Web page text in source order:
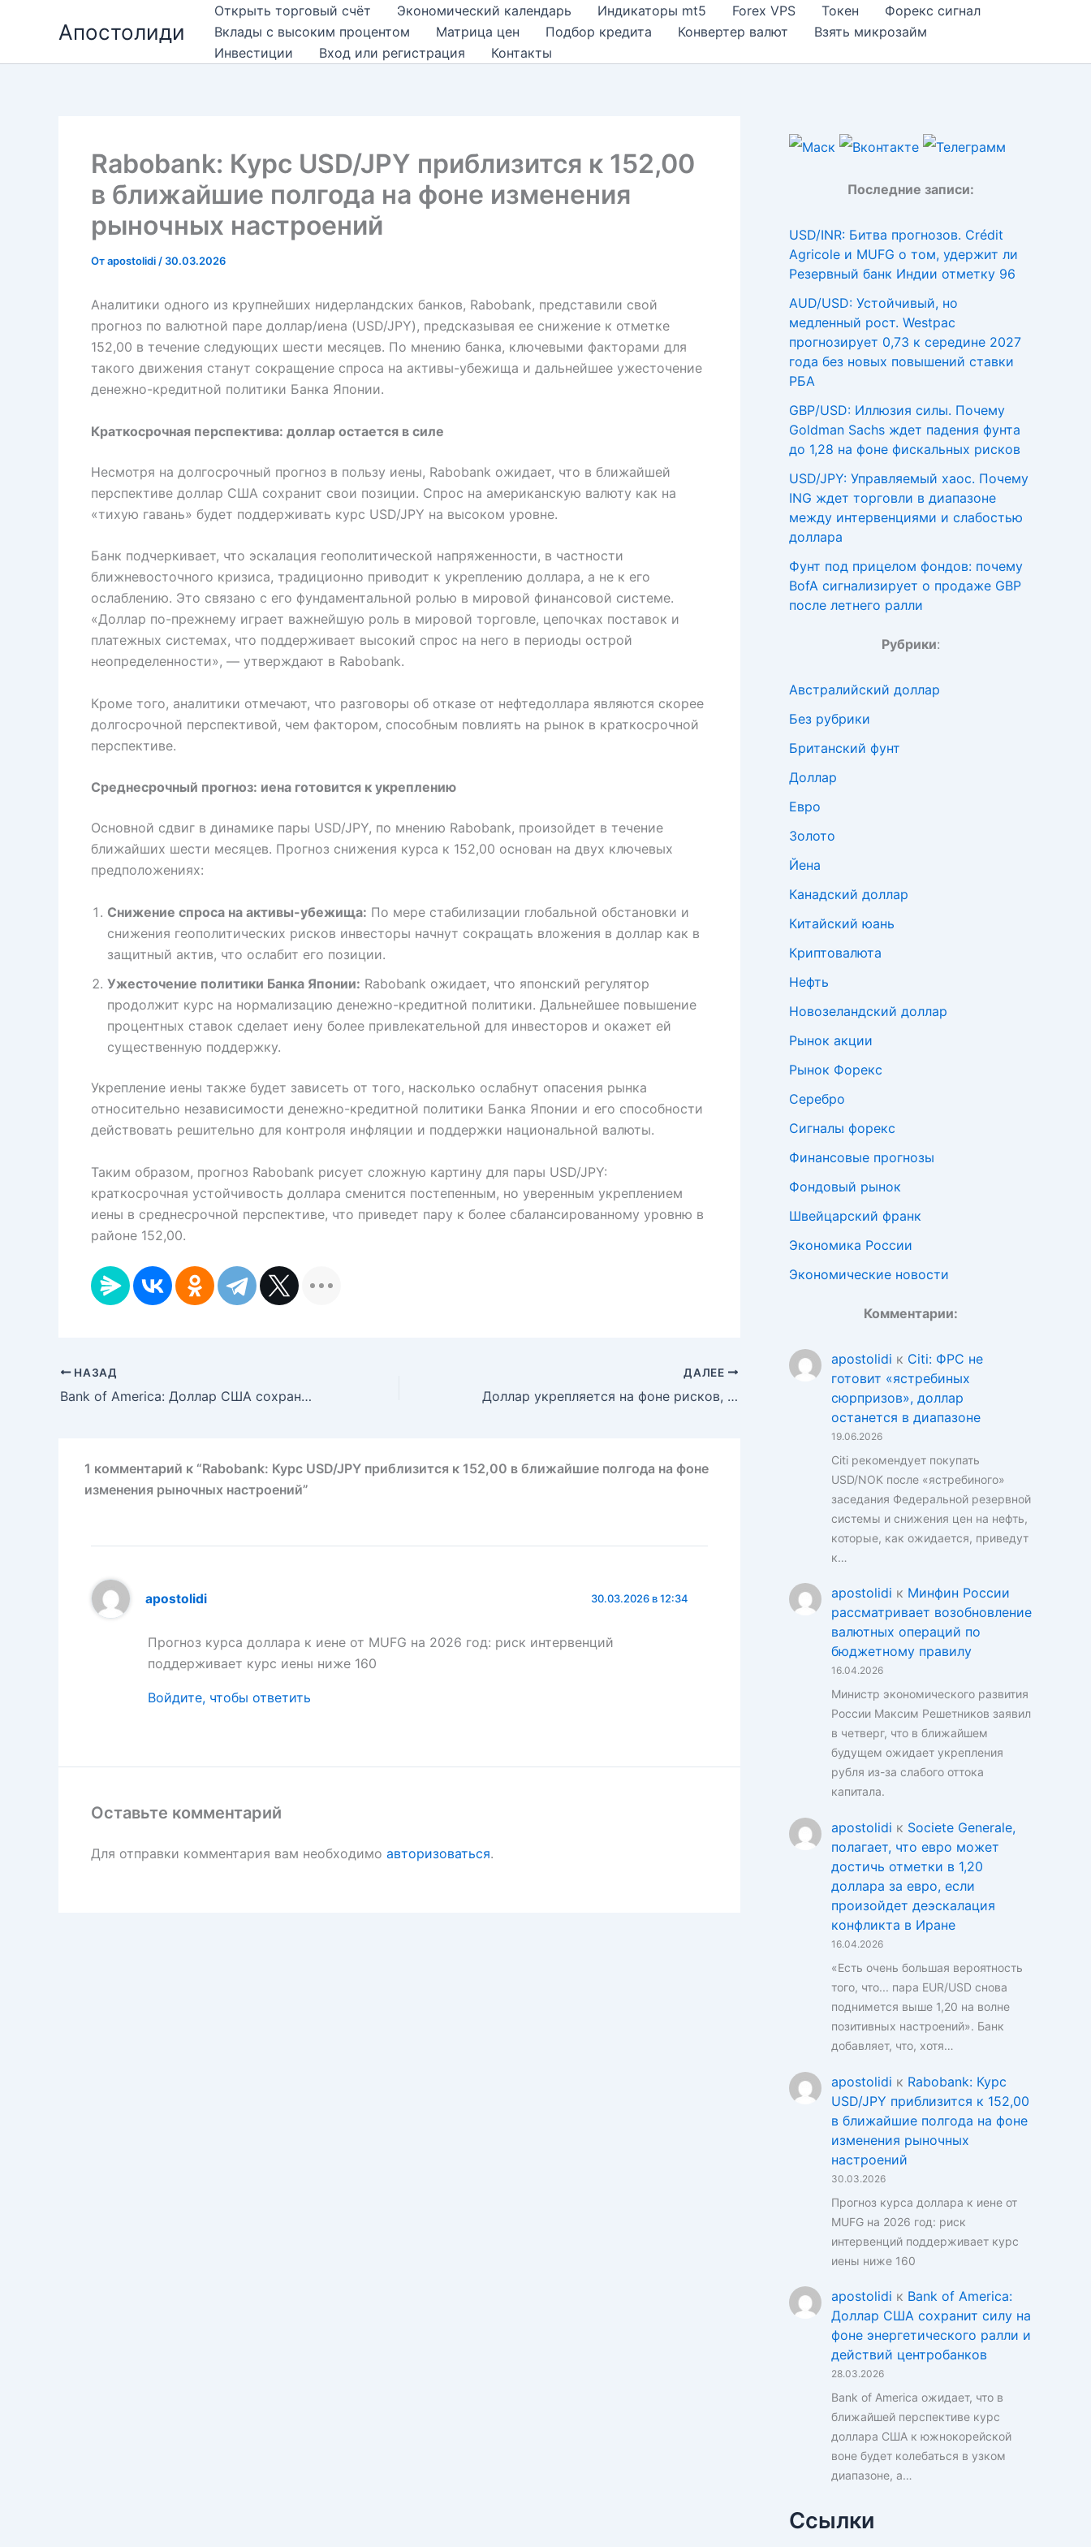
Апостолиди
Открыть торговый счёт Экономический календарь Индикаторы mt5 Forex VPS Токен
Форекс сигнал
Вклады с высоким процентом
Матрица цен Подбор кредита Конвертер валют
Взять микрозайм
Инвестиции
Вход или регистрация Контакты
Rabobank: Курс USD/JPY приблизится к 152,00
в ближайшие полгода на фоне изменения
рыночных настроений
Отapostolidi / 30.03.2026
Аналитики одного из крупнейших нидерландских банков, Rabobank, представили свой
прогноз по валютной паре доллар/иена (USD/JPY), предсказывая ее снижение к отметке
152,00 в течение следующих шести месяцев. По мнению банка, ключевыми факторами для
такого движения станут сокращение спроса на активы-убежища и дальнейшее ужесточение
денежно-кредитной политики Банка Японии.
Краткосрочная перспектива: доллар остается в силе
Несмотря на долгосрочный прогноз в пользу иены, Rabobank ожидает, что в ближайшей
перспективе доллар США сохранит свои позиции. Спрос на американскую валюту как на
«тихую гавань» будет поддерживать курс USD/JPY на высоком уровне.
Банк подчеркивает, что эскалация геополитической напряженности, в частности
ближневосточного кризиса, традиционно приводит к укреплению доллара, а не к его
ослаблению. Это связано с его фундаментальной ролью в мировой финансовой системе.
«Доллар по-прежнему играет важнейшую роль в мировой торговле, цепочках поставок и
платежных системах, что поддерживает высокий спрос на него в периоды острой
неопределенности», — утверждают в Rabobank.
Кроме того, аналитики отмечают, что разговоры об отказе от нефтедоллара являются скорее
долгосрочной перспективой, чем фактором, способным повлиять на рынок в краткосрочной
перспективе.
Среднесрочный прогноз: иена готовится к укреплению
Основной сдвиг в динамике пары USD/JPY, по мнению Rabobank, произойдет в течение
ближайших шести месяцев. Прогноз снижения курса к 152,00 основан на двух ключевых
предположениях:
Снижение спроса на активы-убежища: По мере стабилизации глобальной обстановки и
снижения геополитических рисков инвесторы начнут сокращать вложения в доллар как в
защитный актив, что ослабит его позиции.
Ужесточение политики Банка Японии: Rabobank ожидает, что японский регулятор
продолжит курс на нормализацию денежно-кредитной политики. Дальнейшее повышение
процентных ставок сделает иену более привлекательной для инвесторов и окажет ей
существенную поддержку.
Укрепление иены также будет зависеть от того, насколько ослабнут опасения рынка
относительно независимости денежно-кредитной политики Банка Японии и его способности
действовать решительно для контроля инфляции и поддержки национальной валюты.
Таким образом, прогноз Rabobank рисует сложную картину для пары USD/JPY:
краткосрочная устойчивость доллара сменится постепенным, но уверенным укреплением
иены в среднесрочной перспективе, что приведет пару к более сбалансированному уровню в
районе 152,00.
НАЗАД
Bank of America: Доллар США сохранит силу на фоне энергетического ралли и действий центробанков
ДАЛЕЕ
Доллар укрепляется на фоне рисков, азиатские валюты под давлением
1 комментарий к “Rabobank: Курс USD/JPY приблизится к 152,00 в ближайшие полгода на фоне
изменения рыночных настроений”
apostolidi 30.03.2026 в 12:34
Прогноз курса доллара к иене от MUFG на 2026 год: риск интервенций
поддерживает курс иены ниже 160
Войдите, чтобы ответить
Оставьте комментарий
Для отправки комментария вам необходимо авторизоваться.
Последние записи:
USD/INR: Битва прогнозов. Crédit
Agricole и MUFG о том, удержит ли
Резервный банк Индии отметку 96
AUD/USD: Устойчивый, но
медленный рост. Westpac
прогнозирует 0,73 к середине 2027
года без новых повышений ставки
РБА
GBP/USD: Иллюзия силы. Почему
Goldman Sachs ждет падения фунта
до 1,28 на фоне фискальных рисков
USD/JPY: Управляемый хаос. Почему
ING ждет торговли в диапазоне
между интервенциями и слабостью
доллара
Фунт под прицелом фондов: почему
BofA сигнализирует о продаже GBP
после летнего ралли
Рубрики:
Австралийский доллар
Без рубрики
Британский фунт
Доллар
Евро
Золото
Йена
Канадский доллар
Китайский юань
Криптовалюта
Нефть
Новозеландский доллар
Рынок акции
Рынок Форекс
Серебро
Сигналы форекс
Финансовые прогнозы
Фондовый рынок
Швейцарский франк
Экономика России
Экономические новости
Комментарии:
apostolidi к Citi: ФРС не
готовит «ястребиных
сюрпризов», доллар
останется в диапазоне
19.06.2026
Citi рекомендует покупать
USD/NOK после «ястребиного»
заседания Федеральной резервной
системы и снижения цен на нефть,
которые, как ожидается, приведут
к…
apostolidi к Минфин России
рассматривает возобновление
валютных операций по
бюджетному правилу
16.04.2026
Министр экономического развития
России Максим Решетников заявил
в четверг, что в ближайшем
будущем ожидает укрепления
рубля из-за слабого оттока
капитала.
apostolidi к Societe Generale,
полагает, что евро может
достичь отметки в 1,20
доллара за евро, если
произойдет деэскалация
конфликта в Иране
16.04.2026
«Есть очень большая вероятность
того, что... пара EUR/USD снова
поднимется выше 1,20 на волне
позитивных настроений». Банк
добавляет, что, хотя…
apostolidi к Rabobank: Курс
USD/JPY приблизится к 152,00
в ближайшие полгода на фоне
изменения рыночных
настроений
30.03.2026
Прогноз курса доллара к иене от
MUFG на 2026 год: риск
интервенций поддерживает курс
иены ниже 160
apostolidi к Bank of America:
Доллар США сохранит силу на
фоне энергетического ралли и
действий центробанков
28.03.2026
Bank of America ожидает, что в
ближайшей перспективе курс
доллара США к южнокорейской
воне будет колебаться в узком
диапазоне, а…
Ссылки